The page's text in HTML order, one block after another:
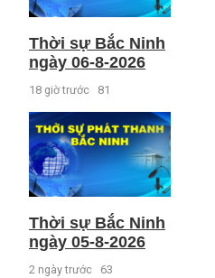
Thời sự Bắc Ninh
ngày 06-8-2026
18 giờ trước 81
Thời sự Bắc Ninh
ngày 05-8-2026
2 ngày trước 63